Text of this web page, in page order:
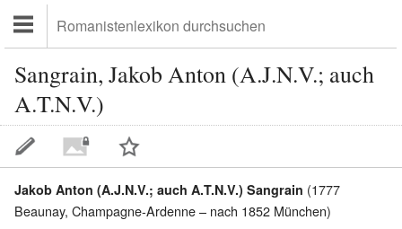
Sangrain, Jakob Anton (A.J.N.V.; auch
A.T.N.V.)
Jakob Anton (A.J.N.V.; auch A.T.N.V.) Sangrain (1777
Beaunay, Champagne-Ardenne – nach 1852 München)